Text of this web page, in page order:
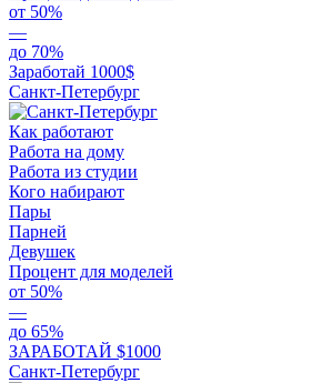
от 50%
—
до 70%
Заработай 1000$
Санкт-Петербург
Как работают
Работа на дому
Работа из студии
Кого набирают
Пары
Парней
Девушек
Процент для моделей
от 50%
—
до 65%
ЗАРАБОТАЙ $1000
Санкт-Петербург